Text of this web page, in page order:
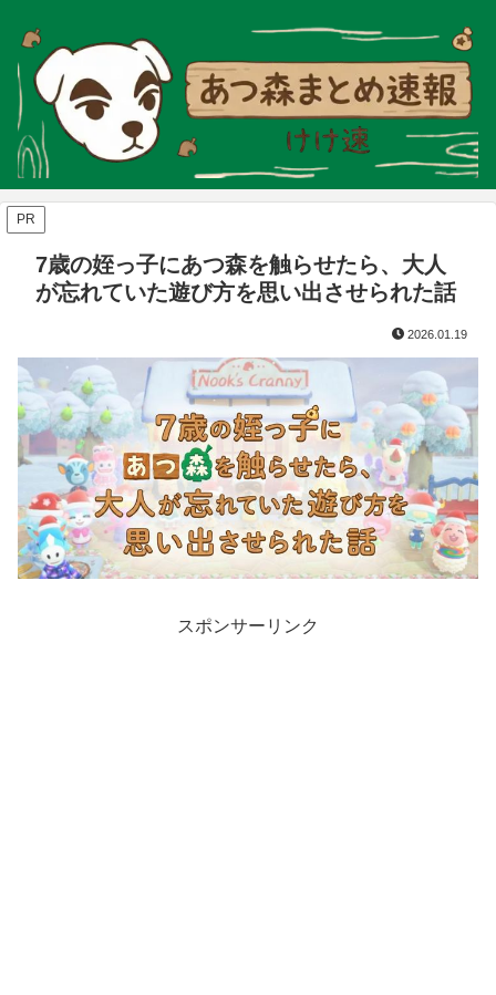
PR
7歳の姪っ子にあつ森を触らせたら、大人
が忘れていた遊び方を思い出させられた話
2026.01.19
スポンサーリンク